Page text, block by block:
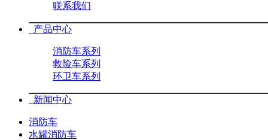
联系我们
产品中心
消防车系列
救险车系列
环卫车系列
新闻中心
消防车
水罐消防车